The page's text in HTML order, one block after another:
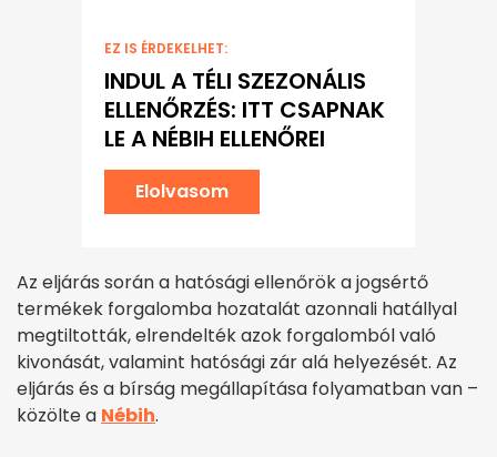
EZ IS ÉRDEKELHET:
INDUL A TÉLI SZEZONÁLIS
ELLENŐRZÉS: ITT CSAPNAK
LE A NÉBIH ELLENŐREI
Elolvasom
Az eljárás során a hatósági ellenőrök a jogsértő
termékek forgalomba hozatalát azonnali hatállyal
megtiltották, elrendelték azok forgalomból való
kivonását, valamint hatósági zár alá helyezését. Az
eljárás és a bírság megállapítása folyamatban van –
közölte a Nébih.